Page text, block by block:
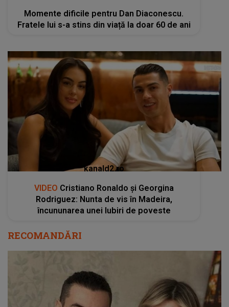
Momente dificile pentru Dan Diaconescu.
Fratele lui s-a stins din viață la doar 60 de ani
kanald2.ro
VIDEO Cristiano Ronaldo și Georgina
Rodriguez: Nunta de vis în Madeira,
încununarea unei Iubiri de poveste
RECOMANDĂRI